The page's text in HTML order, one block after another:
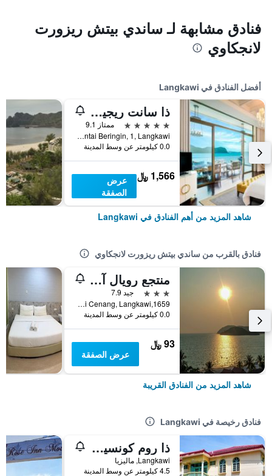
فنادق مشابهة لـ ساندي بيتش ريزورت
لانجكاوي
أفضل الفنادق في Langkawi
ذا سانت ريجيس لانكاوي
5 نجوم
ممتاز 9.1
Jalan Pantai Beringin, 1, Langkawi, ماليزيا
0.0 كيلومتر عن وسط المدينة
1,566 ﷼
عرض
الصفقة
شاهد المزيد من أهم الفنادق في Langkawi
فنادق بالقرب من ساندي بيتش ريزورت لانجكاوي
منتجع رويال آجيت بيتش
3 نجوم
جيد 7.9
1659,Jalan Pantai Cenang,Pantai Cenang, Langkawi, ماليزيا
0.0 كيلومتر عن وسط المدينة
93 ﷼
عرض الصفقة
شاهد المزيد من الفنادق القريبة
فنادق رخيصة في Langkawi
ذا روم كونسيبت هومستاي
Langkawi, ماليزيا
4.5 كيلومتر عن وسط المدينة